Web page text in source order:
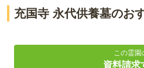
充国寺 永代供養墓のお
静寂と四季の花が彩る充国寺
宗派不問で安心のバリアフリ
この霊園
資料請求